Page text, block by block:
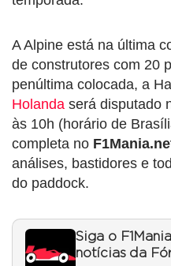
A Alpine está na última
de construtores com 20
penúltima colocada, a
Holanda será disputado
às 10h (horário de
completa no
análises, bastidores e
do paddock.
Siga o
notícias da